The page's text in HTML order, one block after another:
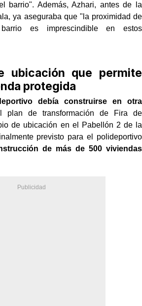
barrio". Además, Azhari, antes de la
ya aseguraba que "la proximidad de
es imprescindible en estos
ubicación que permite
protegida
debía construirse en otra
plan de transformación de Fira de
de ubicación en el Pabellón 2 de la
previsto para el polideportivo
de más de 500 viviendas